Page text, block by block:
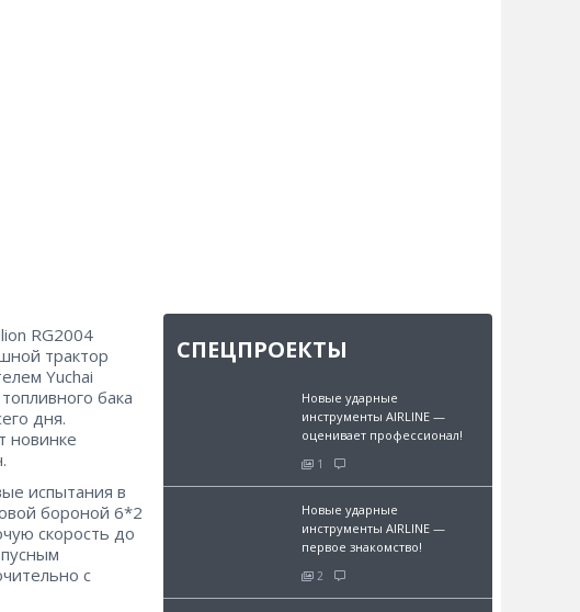
RG2004
трактор
Yuchai
бака
дня.
новинке
испытания в
бороной 6*2
скорость до
с
СПЕЦПРОЕКТЫ
Новые ударные
инструменты AIRLINE —
оценивает профессионал!
1
Новые ударные
инструменты AIRLINE —
первое знакомство!
2